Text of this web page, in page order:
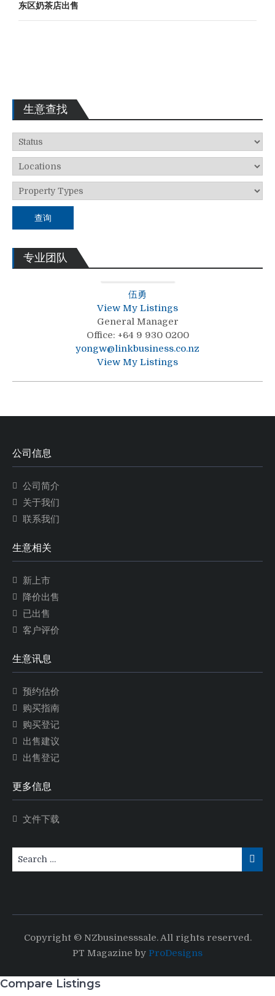
东区奶茶店出售
生意查找
查询
专业团队
伍勇
View My Listings
General Manager
Office: +64 9 930 0200
yongw@linkbusiness.co.nz
View My Listings
公司信息
公司简介
关于我们
联系我们
生意相关
新上市
降价出售
已出售
客户评价
生意讯息
预约估价
购买指南
购买登记
出售建议
出售登记
更多信息
文件下载
Copyright © NZbusinesssale. All rights reserved.
PT Magazine by ProDesigns
Compare Listings